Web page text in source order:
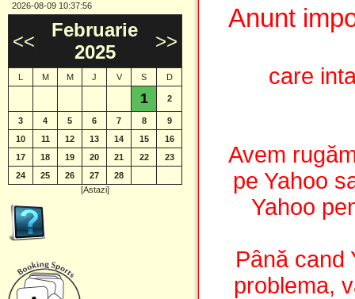
2026-08-09 10:37:56
<<
Februarie
2025
>>
L M M J V S D
1 2
3 4 5 6 7 8
9
10
11 12 13 14 15
16
17
18 19 20 21 22
23
24
25 26 27
28
[Astazi]
Anunt
care
Avem
pe Yahoo
Yahoo
Până cand
problema,